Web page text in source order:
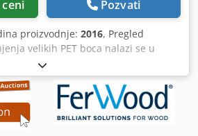
dodir, koristeći Beckhoff upravljački
i omogućava brzu i laku
isporučena potpuno sklopljena.
može opremiti transporterom za
slagačem i automatskim
Sve ove opcije je moguće naknadno
postepena ulaganja. Cjdpfx
informacija, tehničke specifikacije i
Pozvati
proizvodnje: 2016, Pregled
velikih PET boca nalazi se u
i korišćena je za punjenje vode.
i u veoma je dobrom stanju.
Lista mašina za kalupe za duvanje |
| 3600 bph vazdušni transporter |
- Capper| GyM | MONOBLOC